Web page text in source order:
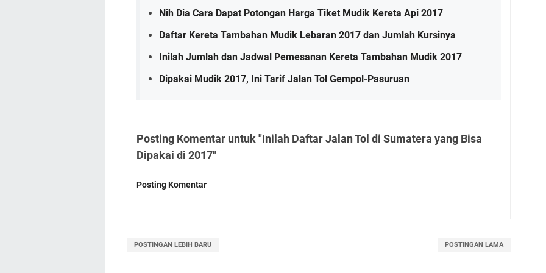
Nih Dia Cara Dapat Potongan Harga Tiket Mudik Kereta Api 2017
Daftar Kereta Tambahan Mudik Lebaran 2017 dan Jumlah Kursinya
Inilah Jumlah dan Jadwal Pemesanan Kereta Tambahan Mudik 2017
Dipakai Mudik 2017, Ini Tarif Jalan Tol Gempol-Pasuruan
Posting Komentar untuk "Inilah Daftar Jalan Tol di Sumatera yang Bisa
Dipakai di 2017"
Posting Komentar
POSTINGAN LEBIH BARU POSTINGAN LAMA